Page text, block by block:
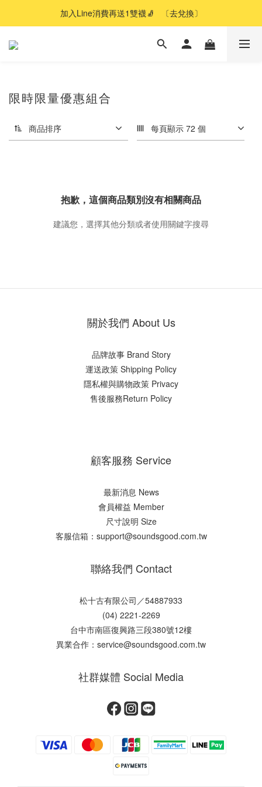
加入Line消費再送1雙襪🧦   〔去兌換〕
限時限量優惠組合
商品排序 每頁顯示 72 個
抱歉，這個商品類別沒有相關商品
建議您，選擇其他分類或者使用關鍵字搜尋
關於我們 About Us
品牌故事 Brand Story
運送政策 Shipping Policy
隱私權與購物政策 Privacy
售後服務Return Policy
顧客服務 Service
最新消息 News
會員權益 Member
尺寸說明 Size
客服信箱：support@soundsgood.com.tw
聯絡我們 Contact
松十古有限公司／54887933
(04) 2221-2269
台中市南區復興路三段380號12樓
異業合作：service@soundsgood.com.tw
社群媒體 Social Media